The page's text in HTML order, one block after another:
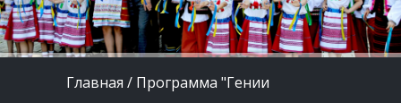
Главная / Программа "Гении